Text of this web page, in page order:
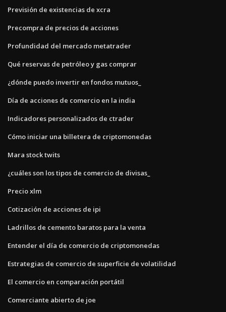
Previsión de existencias de xcra
Precompra de precios de acciones
Profundidad del mercado metatrader
Qué reservas de petróleo y gas comprar
¿dónde puedo invertir en fondos mutuos_
Día de acciones de comercio en la india
Indicadores personalizados de ctrader
Cómo iniciar una billetera de criptomonedas
Mara stock twits
¿cuáles son los tipos de comercio de divisas_
Precio xlm
Cotización de acciones de ipi
Ladrillos de cemento baratos para la venta
Entender el día de comercio de criptomonedas
Estrategias de comercio de superficie de volatilidad
El comercio en comparación portátil
Comerciante abierto de joe